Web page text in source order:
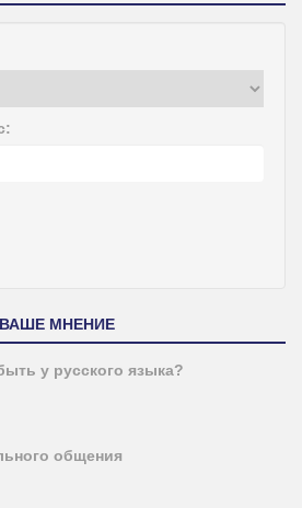
ВАШЕ МНЕНИЕ
у русского языка?
общения